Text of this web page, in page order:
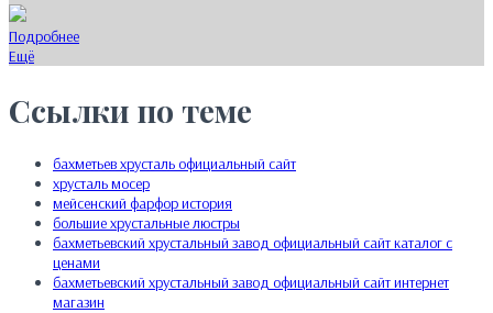
Подробнее
Ещё
Ссылки по теме
бахметьев хрусталь официальный сайт
хрусталь мосер
мейсенский фарфор история
большие хрустальные люстры
бахметьевский хрустальный завод официальный сайт каталог с
ценами
бахметьевский хрустальный завод официальный сайт интернет
магазин